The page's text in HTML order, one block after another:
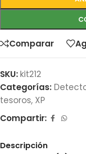
Comparar
SKU: kit212
Categorías:
tesoros, XP
Compartir:
Descripción